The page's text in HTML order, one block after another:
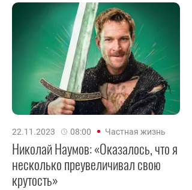
22.11.2023 08:00 Частная жизнь
Николай Наумов: «Оказалось, что я
несколько преувеличивал свою
крутость»